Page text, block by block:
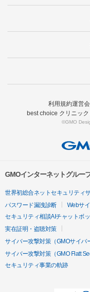
利用規約運営
best choice クリニッ
©GMO
GMOインターネットグルー
世界初総合ネットセキュリティ
パスワード漏洩診断
Webサ
セキュリティ相談AIチャットボッ
実在証明・盗聴対策
サイバー攻撃対策（GMOサイバ
サイバー攻撃対策（GMO Flatt
セキュリティ事業の軌跡